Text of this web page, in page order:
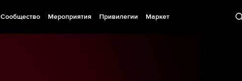
Сообщество Мероприятия Привилегии Маркет